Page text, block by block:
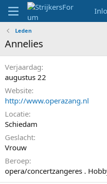
Leden
Annelies
Verjaardag
augustus 22
Website
http://www.operazang.nl
Locatie
Schiedam
Geslacht
Vrouw
Beroep
opera/concertzangeres .